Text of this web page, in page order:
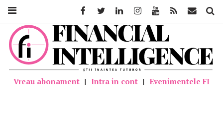
Vreau abonament | Intra in cont | Evenimentele FI
FacebookTwitter LinkedinInstagramYoutube Feed Mail